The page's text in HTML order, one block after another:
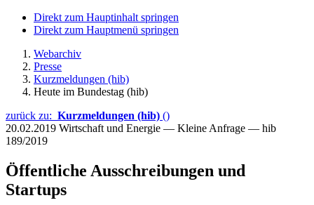
Direkt zum Hauptinhalt springen
Direkt zum Hauptmenü springen
Webarchiv
Presse
Kurzmeldungen (hib)
Heute im Bundestag (hib)
zurück zu: Kurzmeldungen (hib) ()
20.02.2019 Wirtschaft und Energie — Kleine Anfrage — hib
189/2019
Öffentliche Ausschreibungen und
Startups